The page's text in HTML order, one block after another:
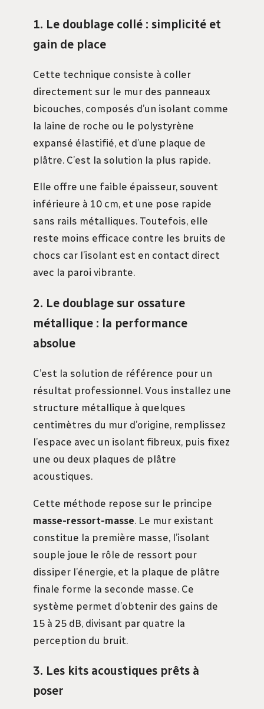
1. Le doublage collé : simplicité et
gain de place
Cette technique consiste à coller
directement sur le mur des panneaux
bicouches, composés d’un isolant comme
la laine de roche ou le polystyrène
expansé élastifié, et d’une plaque de
plâtre. C’est la solution la plus rapide.
Elle offre une faible épaisseur, souvent
inférieure à 10 cm, et une pose rapide
sans rails métalliques. Toutefois, elle
reste moins efficace contre les bruits de
chocs car l’isolant est en contact direct
avec la paroi vibrante.
2. Le doublage sur ossature
métallique : la performance
absolue
C’est la solution de référence pour un
résultat professionnel. Vous installez une
structure métallique à quelques
centimètres du mur d’origine, remplissez
l’espace avec un isolant fibreux, puis fixez
une ou deux plaques de plâtre
acoustiques.
Cette méthode repose sur le principe
masse-ressort-masse. Le mur existant
constitue la première masse, l’isolant
souple joue le rôle de ressort pour
dissiper l’énergie, et la plaque de plâtre
finale forme la seconde masse. Ce
système permet d’obtenir des gains de
15 à 25 dB, divisant par quatre la
perception du bruit.
3. Les kits acoustiques prêts à
poser